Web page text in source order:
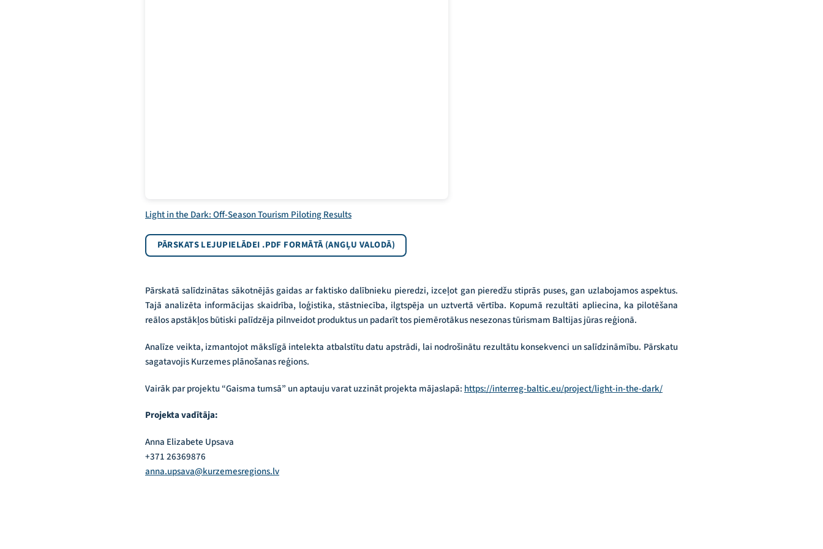
Light in the Dark: Off-Season Tourism Piloting Results
PĀRSKATS LEJUPIELĀDEI .PDF FORMĀTĀ (ANGĻU VALODĀ)
Pārskatā salīdzinātas sākotnējās gaidas ar faktisko dalībnieku pieredzi, izceļot gan pieredžu stiprās puses, gan uzlabojamos aspektus.
Tajā analizēta informācijas skaidrība, loģistika, stāstniecība, ilgtspēja un uztvertā vērtība. Kopumā rezultāti apliecina, ka pilotēšana
reālos apstākļos būtiski palīdzēja pilnveidot produktus un padarīt tos piemērotākus nesezonas tūrismam Baltijas jūras reģionā.
Analīze veikta, izmantojot mākslīgā intelekta atbalstītu datu apstrādi, lai nodrošinātu rezultātu konsekvenci un salīdzināmību. Pārskatu
sagatavojis Kurzemes plānošanas reģions.
Vairāk par projektu “Gaisma tumsā” un aptauju varat uzzināt projekta mājaslapā: https://interreg-baltic.eu/project/light-in-the-dark/
Projekta vadītāja:
Anna Elizabete Upsava
+371 26369876
anna.upsava@kurzemesregions.lv